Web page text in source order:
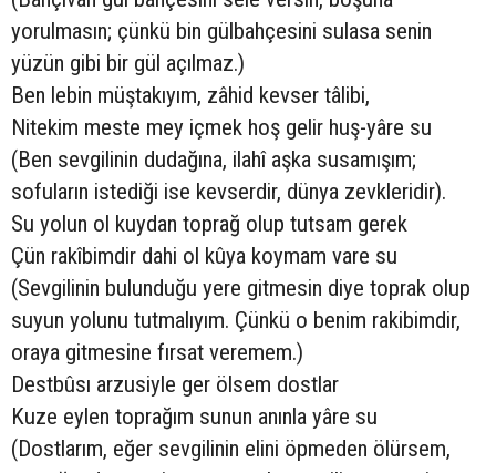
yorulmasın; çünkü bin gülbahçesini sulasa senin
yüzün gibi bir gül açılmaz.)
Ben lebin müştakıyım, zâhid kevser tâlibi,
Nitekim meste mey içmek hoş gelir huş-yâre su
(Ben sevgilinin dudağına, ilahî aşka susamışım;
sofuların istediği ise kevserdir, dünya zevkleridir).
Su yolun ol kuydan toprağ olup tutsam gerek
Çün rakîbimdir dahi ol kûya koymam vare su
(Sevgilinin bulunduğu yere gitmesin diye toprak olup
suyun yolunu tutmalıyım. Çünkü o benim rakibimdir,
oraya gitmesine fırsat veremem.)
Destbûsı arzusiyle ger ölsem dostlar
Kuze eylen toprağım sunun anınla yâre su
(Dostlarım, eğer sevgilinin elini öpmeden ölürsem,